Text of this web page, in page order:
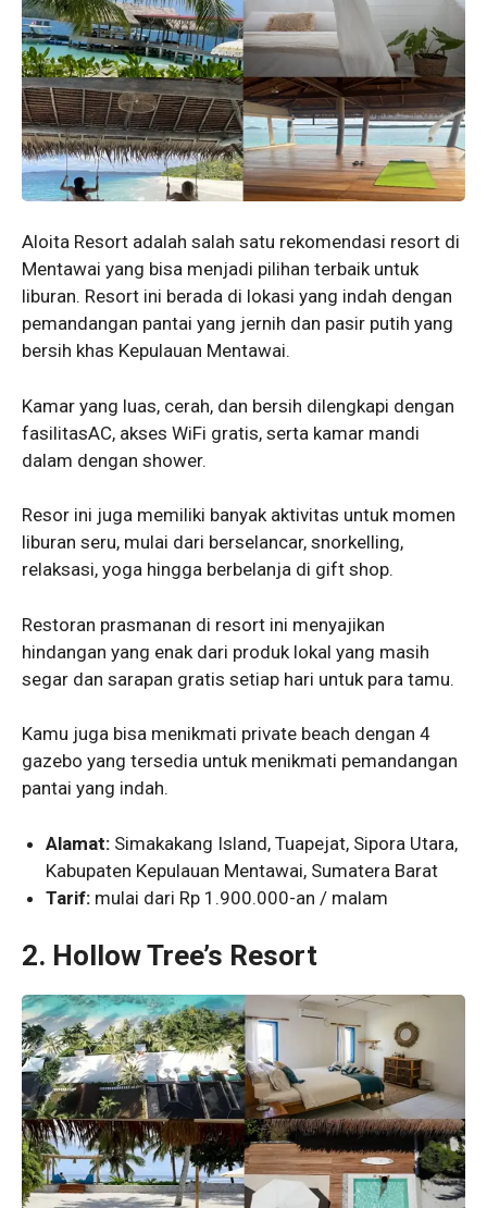
Aloita Resort adalah salah satu rekomendasi resort di
Mentawai yang bisa menjadi pilihan terbaik untuk
liburan. Resort ini berada di lokasi yang indah dengan
pemandangan pantai yang jernih dan pasir putih yang
bersih khas Kepulauan Mentawai.
Kamar yang luas, cerah, dan bersih dilengkapi dengan
fasilitasAC, akses WiFi gratis, serta kamar mandi
dalam dengan shower.
Resor ini juga memiliki banyak aktivitas untuk momen
liburan seru, mulai dari berselancar, snorkelling,
relaksasi, yoga hingga berbelanja di gift shop.
Restoran prasmanan di resort ini menyajikan
hindangan yang enak dari produk lokal yang masih
segar dan sarapan gratis setiap hari untuk para tamu.
Kamu juga bisa menikmati private beach dengan 4
gazebo yang tersedia untuk menikmati pemandangan
pantai yang indah.
Alamat: Simakakang Island, Tuapejat, Sipora Utara,
Kabupaten Kepulauan Mentawai, Sumatera Barat
Tarif: mulai dari Rp 1.900.000-an / malam
2. Hollow Tree’s Resort